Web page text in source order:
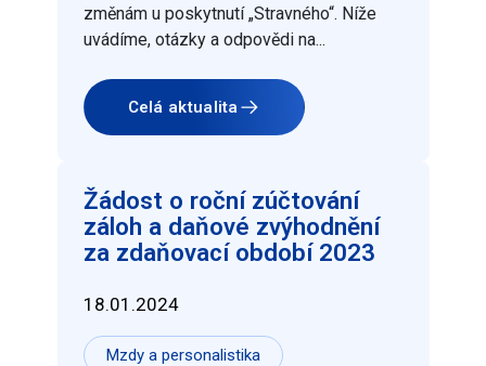
změnám u poskytnutí „Stravného“. Níže
uvádíme, otázky a odpovědi na...
Celá aktualita
Žádost o roční zúčtování
záloh a daňové zvýhodnění
za zdaňovací období 2023
18.01.2024
Mzdy a personalistika